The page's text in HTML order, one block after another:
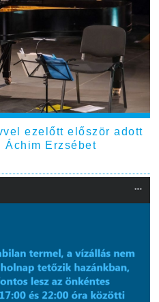
ezelőtt először adott
Áchim Erzsébet